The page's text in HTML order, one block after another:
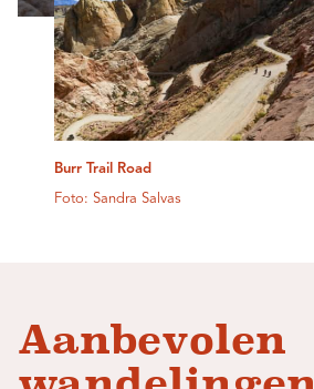
Burr Trail Road
Foto: Sandra Salvas
Aanbevolen